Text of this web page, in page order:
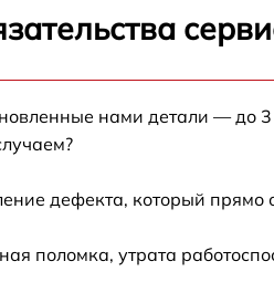
нами детали — до
дефекта, который
поломка, утрата